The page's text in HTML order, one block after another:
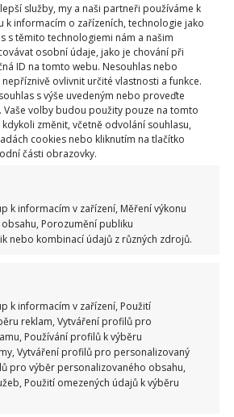
služby, my a naši partneři používáme k
k informacím o zařízeních, technologie jako
s těmito technologiemi nám a našim
osobní údaje, jako je chování při
ID na tomto webu. Nesouhlas nebo
ovlivnit určité vlastnosti a funkce.
s výše uvedeným nebo proveďte
volby budou použity pouze na tomto
změnit, včetně odvolání souhlasu,
cookies nebo kliknutím na tlačítko
části obrazovky.
k informacím v zařízení, Měření výkonu
Porozumění publiku
nebo kombinací údajů z různých zdrojů.
k informacím v zařízení, Použití
reklam, Vytváření profilů pro
Používání profilů k výběru
Vytváření profilů pro personalizovaný
pro výběr personalizovaného obsahu,
Použití omezených údajů k výběru
jahody či fazole nesnesou
minerálu v půdě. Objevují se
a někdy taková chyba v hnojení